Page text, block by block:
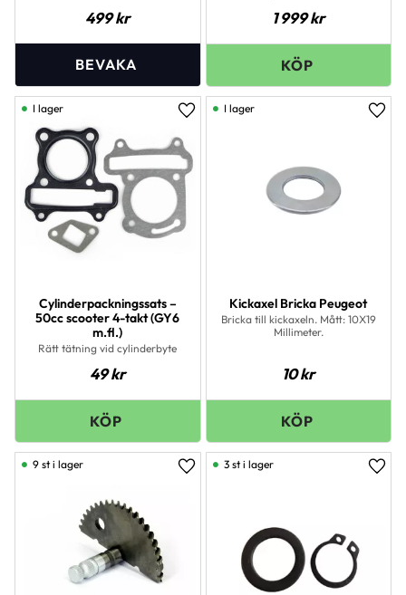
499kr 1 999kr
Cylinderpackningssats –
50cc scooter 4-takt (GY6
m.fl.)
Rätt tätning vid cylinderbyte
49kr
Lägg till i favoriter
I lager
Kickaxel Bricka Peugeot
Bricka till kickaxeln. Mått: 10X19
Millimeter.
10kr
I lager
Lägg till i favoriter
9 st i lager 3 st i lager